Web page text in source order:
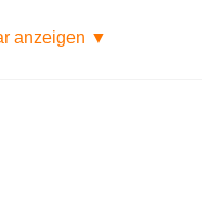
anzeigen ▼